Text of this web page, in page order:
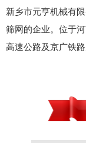
新乡市元亨机械有
筛网的企业。位于
高速公路及京广铁